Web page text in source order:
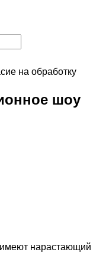
на обработку
шоу
нарастающий